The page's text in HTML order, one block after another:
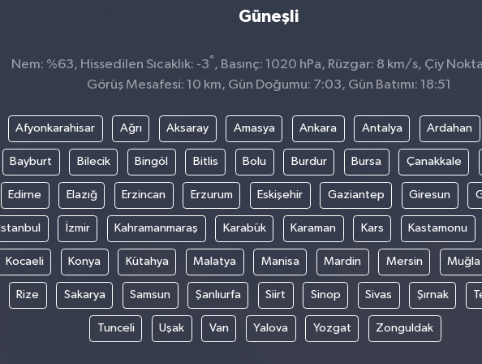
Güneşli
Nem: %63, Hissedilen Sıcaklık: -3° , Basınç: 1020 hPa, Rüzgar: 8 km/s, Çiy
Görüş Mesafesi: 10 km, Gün Doğumu: 7:03, Gün Batımı: 18:51
Afyonkarahisar Ağrı Aksaray Amasya Ankara Antalya Ardahan
Bayburt Bilecik Bingöl Bitlis Bolu Burdur Bursa Çanakkale
Edirne Elazığ Erzincan Erzurum Eskişehir Gaziantep Giresun
İstanbul İzmir Kahramanmaraş Karabük Karaman Kars Kastamonu
Kocaeli Konya Kütahya Malatya Manisa Mardin Mersin Muğla
Rize Sakarya Samsun Şanlıurfa Siirt Sinop Sivas Şırnak
Tunceli Uşak Van Yalova Yozgat Zonguldak